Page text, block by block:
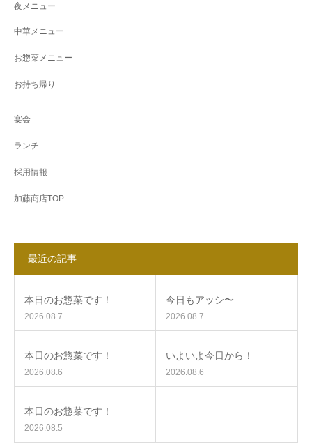
夜メニュー
中華メニュー
お惣菜メニュー
お持ち帰り
宴会
ランチ
採用情報
加藤商店TOP
最近の記事
本日のお惣菜です！
2026.08.7
今日もアッシ〜
2026.08.7
本日のお惣菜です！
2026.08.6
いよいよ今日から！
2026.08.6
本日のお惣菜です！
2026.08.5